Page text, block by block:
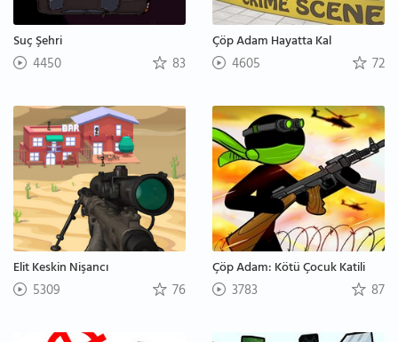
Suç Şehri
4450 83
Çöp Adam Hayatta Kal
4605 72
Elit Keskin Nişancı
5309 76
Çöp Adam: Kötü Çocuk Katili
3783 87